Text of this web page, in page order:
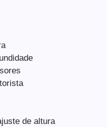
de altura